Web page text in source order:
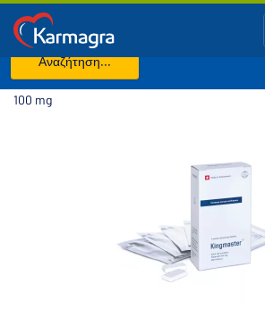
Αναζήτηση...
Κύρια σελίδα VIAGRA ΓΕΝΟΣΗΜΟ
100 mg